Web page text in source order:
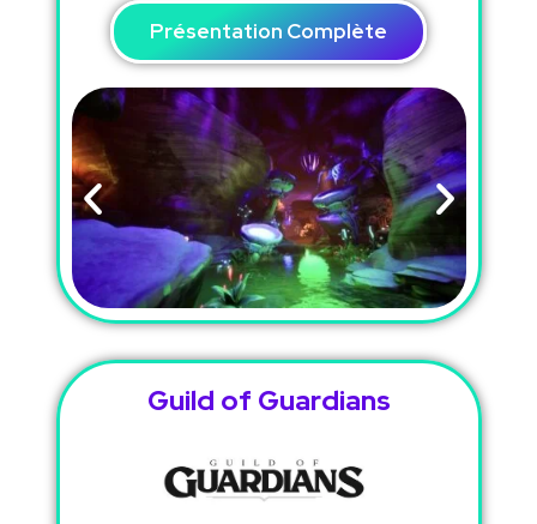
Présentation Complète
Guild of Guardians